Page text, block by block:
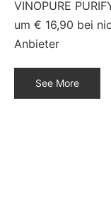
VINOPURE
um € 16,90 bei
Anbieter
See More